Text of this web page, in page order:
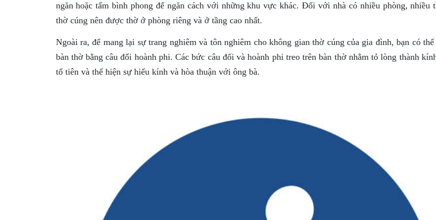
ngăn hoặc tấm bình phong để ngăn cách với những khu vực khác. Đối với nhà có nhiều phòng, nhiều
thờ cúng nên được thờ ở phòng riêng và ở tầng cao nhất.
Ngoài ra, để mang lại sự trang nghiêm và tôn nghiêm cho không gian thờ cúng của gia đình, bạn có
bàn thờ bằng câu đối hoành phi. Các bức câu đối và hoành phi treo trên bàn thờ nhằm tỏ lòng thành
tổ tiên và thể hiện sự hiếu kính và hòa thuận với ông bà.